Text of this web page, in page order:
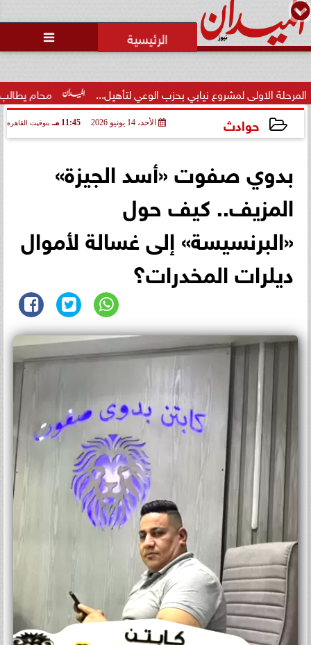

محام يطالب محمد صلاح بـ255 ألف جنيه أمام المحكمة.. اعرف... لمشروع نيابي بحزب الوعي لتأهيل...
حوادث الأحد، 14 يونيو 2026 11:45 مـ بتوقيت القاهرة
بدوي صفوت «أسد الجيزة»
المزيف.. كيف حول
«البرنسيسة» إلى غسالة لأموال
ديلرات المخدرات؟